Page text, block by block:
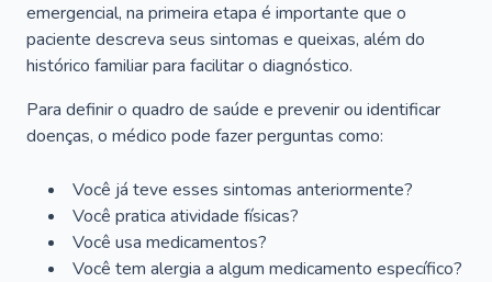
emergencial, na primeira etapa é importante que o
paciente descreva seus sintomas e queixas, além do
histórico familiar para facilitar o diagnóstico.
Para definir o quadro de saúde e prevenir ou identificar
doenças, o médico pode fazer perguntas como:
Você já teve esses sintomas anteriormente?
Você pratica atividade físicas?
Você usa medicamentos?
Você tem alergia a algum medicamento específico?